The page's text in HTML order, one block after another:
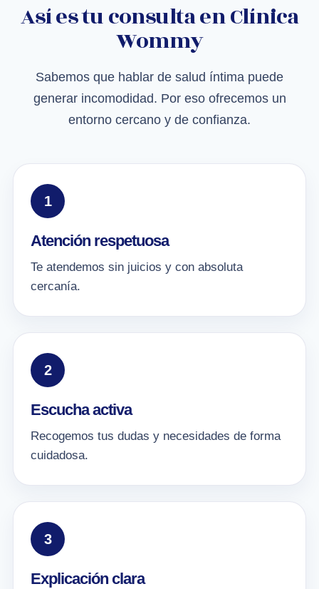
Así es tu consulta en Clínica
Wommy
Sabemos que hablar de salud íntima puede
generar incomodidad. Por eso ofrecemos un
entorno cercano y de confianza.
1
Atención respetuosa
Te atendemos sin juicios y con absoluta
cercanía.
2
Escucha activa
Recogemos tus dudas y necesidades de forma
cuidadosa.
3
Explicación clara